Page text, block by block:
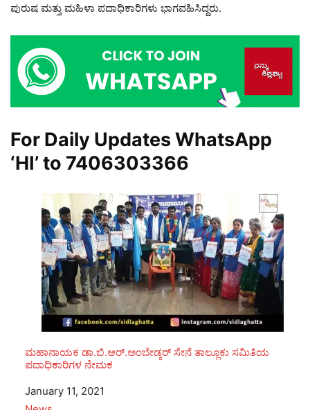
ಪುರುಷ ಮತ್ತು ಮಹಿಳಾ ಪದಾಧಿಕಾರಿಗಳು ಭಾಗವಹಿಸಿದ್ದರು.
For Daily Updates WhatsApp
‘HI’ to 7406303366
ಮಹಾನಾಯಕ ಡಾ.ಬಿ.ಆರ್.ಅಂಬೇಡ್ಕರ್ ಸೇನೆ ತಾಲ್ಲೂಕು ಸಮಿತಿಯ
ಪದಾಧಿಕಾರಿಗಳ ನೇಮಕ
Date
January 11, 2021